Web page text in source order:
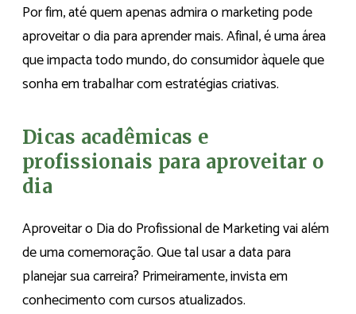
Por fim, até quem apenas admira o marketing pode
aproveitar o dia para aprender mais. Afinal, é uma área
que impacta todo mundo, do consumidor àquele que
sonha em trabalhar com estratégias criativas.
Dicas acadêmicas e
profissionais para aproveitar o
dia
Aproveitar o Dia do Profissional de Marketing vai além
de uma comemoração. Que tal usar a data para
planejar sua carreira? Primeiramente, invista em
conhecimento com cursos atualizados.